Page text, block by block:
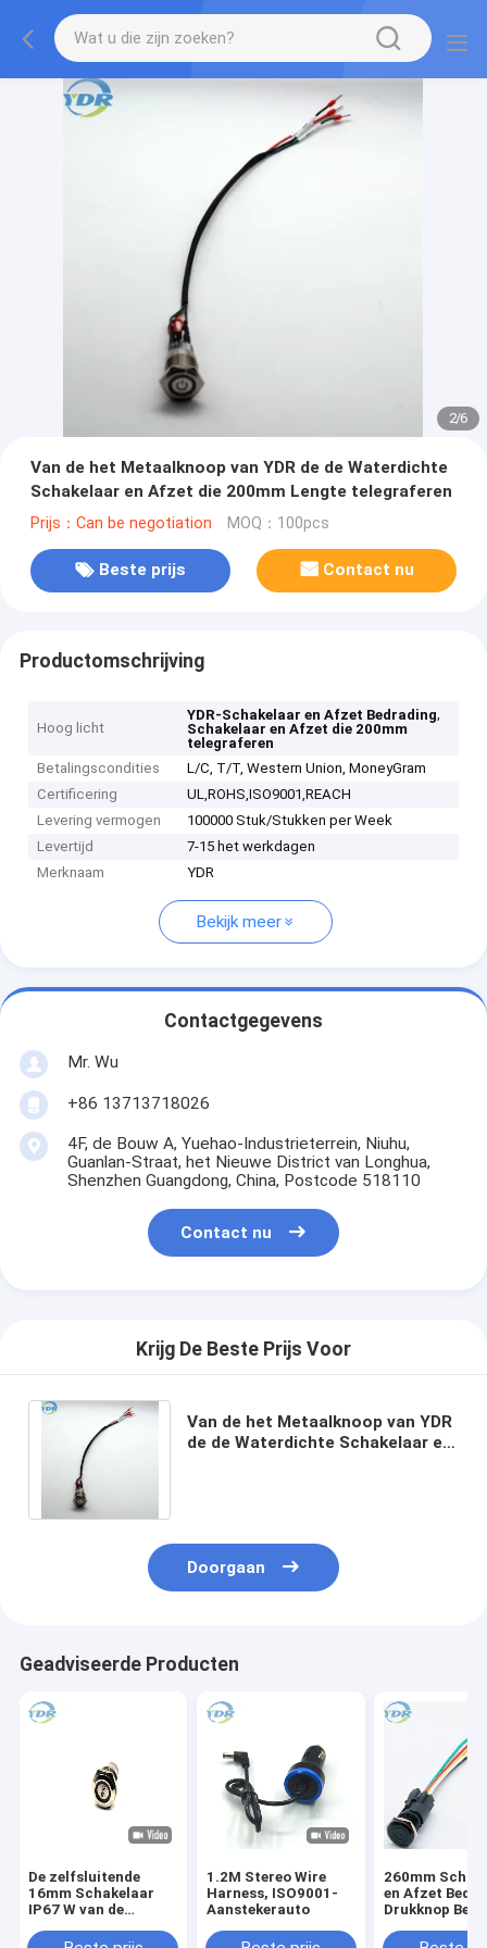
2/6
Van de het Metaalknoop van YDR de de Waterdichte
Schakelaar en Afzet die 200mm Lengte telegraferen
Prijs：Can be negotiation MOQ：100pcs
Beste prijs Contact nu
Productomschrijving
Hoog licht
YDR-Schakelaar en Afzet Bedrading,
Schakelaar en Afzet die 200mm
telegraferen
Betalingscondities
L/C, T/T, Western Union, MoneyGram
Certificering
UL,ROHS,ISO9001,REACH
Levering vermogen
100000 Stuk/Stukken per Week
Levertijd
7-15 het werkdagen
Merknaam
YDR
Bekijk meer
Contactgegevens
Mr. Wu
+86 13713718026
4F, de Bouw A, Yuehao-Industrieterrein, Niuhu,
Guanlan-Straat, het Nieuwe District van Longhua,
Shenzhen Guangdong, China, Postcode 518110
Contact nu
Krijg De Beste Prijs Voor
Van de het Metaalknoop van YDR
de de Waterdichte Schakelaar en
Doorgaan
Geadviseerde Producten
De zelfsluitende
16mm Schakelaar
IP67 W van de
Patroon voor Fiets
1.2M Stereo Wire
Harness, ISO9001-
Aanstekerauto
260mm
en Afzet
Drukknop